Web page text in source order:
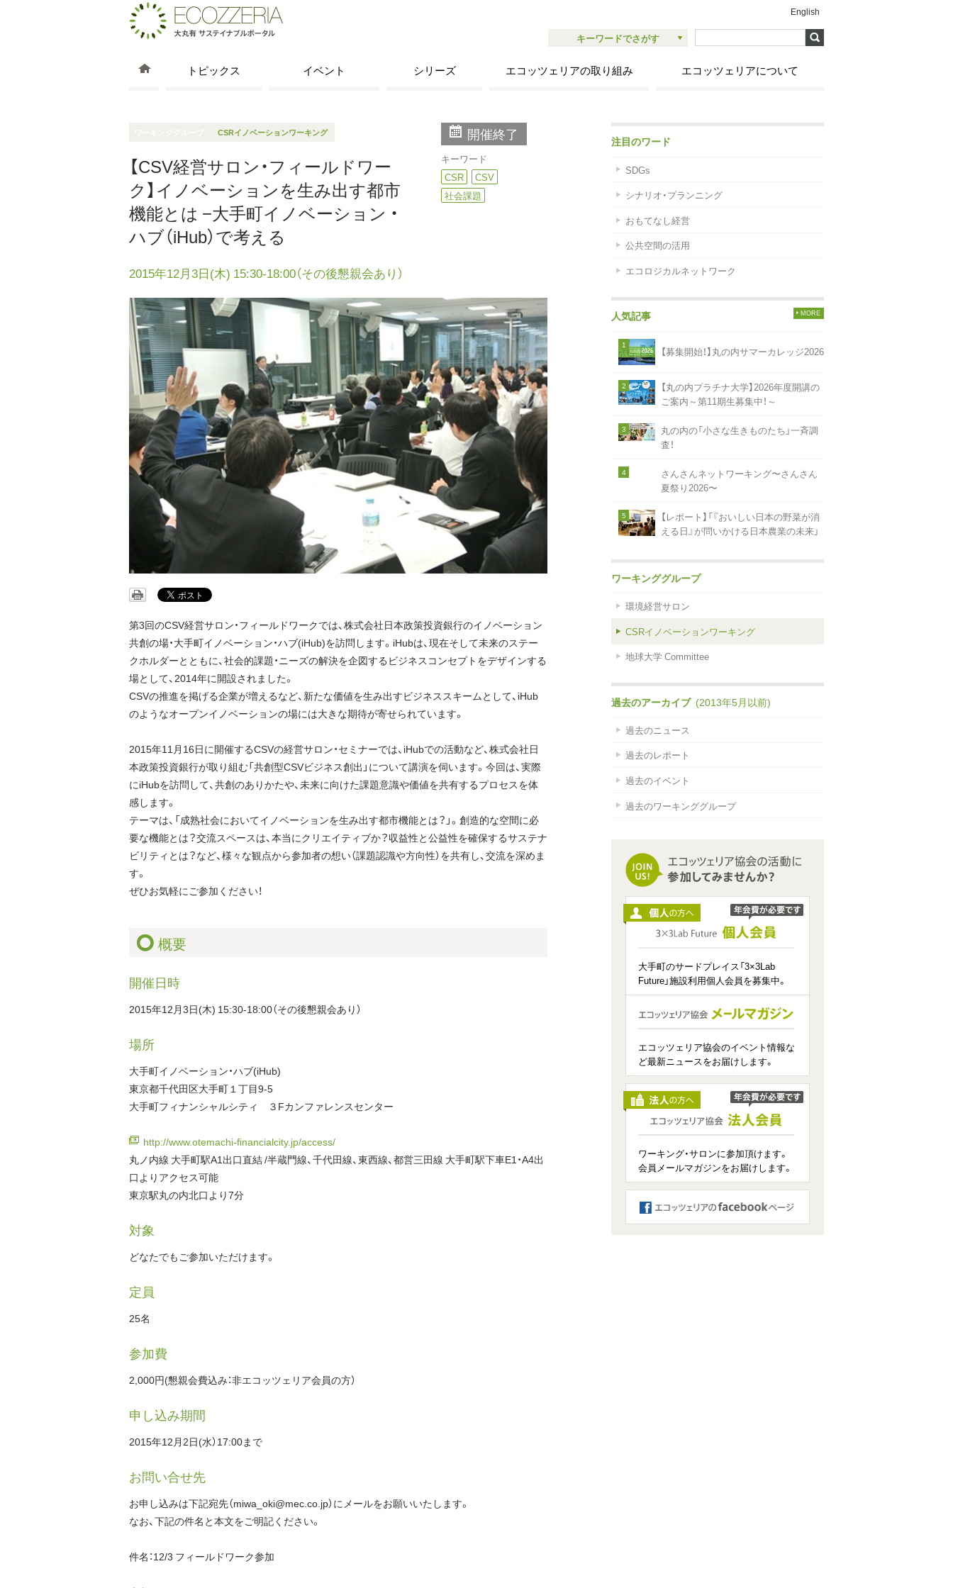
English
キーワードでさがす
トピックス イベント シリーズ エコッツェリアの取り組み エコッツェリアについて
CSRイノベーションワーキング
【CSV経営サロン・フィールドワー
ク】イノベーションを生み出す都市
機能とは −大手町イノベーション ・
ハブ（iHub）で考える
2015年12月3日(木) 15:30-18:00（その後懇親会あり）
開催終了
キーワード
CSR
CSV
社会課題
第3回のCSV経営サロン・フィールドワークでは、株式会社日本政策投資銀行のイノベーション
共創の場・大手町イノベーション・ハブ(iHub)を訪問します。iHubは、現在そして未来のステー
クホルダーとともに、社会的課題・ニーズの解決を企図するビジネスコンセプトをデザインする
場として、2014年に開設されました。
CSVの推進を掲げる企業が増えるなど、新たな価値を生み出すビジネススキームとして、iHub
のようなオープンイノベーションの場には大きな期待が寄せられています。
2015年11月16日に開催するCSVの経営サロン・セミナーでは、iHubでの活動など、株式会社日
本政策投資銀行が取り組む「共創型CSVビジネス創出」について講演を伺います。今回は、実際
にiHubを訪問して、共創のありかたや、未来に向けた課題意識や価値を共有するプロセスを体
感します。
テーマは、「成熟社会においてイノベーションを生み出す都市機能とは？」。創造的な空間に必
要な機能とは？交流スペースは、本当にクリエイティブか？収益性と公益性を確保するサステナ
ビリティとは？など、様々な観点から参加者の想い（課題認識や方向性）を共有し、交流を深めま
す。
ぜひお気軽にご参加ください！
概要
開催日時
2015年12月3日(木) 15:30-18:00（その後懇親会あり）
場所
大手町イノベーション・ハブ(iHub)
東京都千代田区大手町１丁目9-5
大手町フィナンシャルシティ ３Fカンファレンスセンター
http://www.otemachi-financialcity.jp/access/
丸ノ内線 大手町駅A1出口直結 /半蔵門線、千代田線、東西線、都営三田線 大手町駅下車E1・A4出
口よりアクセス可能
東京駅丸の内北口より7分
対象
どなたでもご参加いただけます。
定員
25名
参加費
2,000円(懇親会費込み：非エコッツェリア会員の方）
申し込み期間
2015年12月2日(水）17:00まで
お問い合せ先
お申し込みは下記宛先（miwa_oki@mec.co.jp）にメールをお願いいたします。
なお、下記の件名と本文をご明記ください。
件名：12/3 フィールドワーク参加
注目のワード
SDGs
シナリオ・プランニング
おもてなし経営
公共空間の活用
エコロジカルネットワーク
人気記事 MORE
1
【募集開始！】丸の内サマーカレッジ2026
2
【丸の内プラチナ大学】2026年度開講の
ご案内～第11期生募集中！～
3
丸の内の「小さな生きものたち」一斉調
査！
4
さんさんネットワーキング〜さんさん
夏祭り2026〜
5
【レポート】「『おいしい日本の野菜が消
える日』が問いかける日本農業の未来」
ワーキンググループ
環境経営サロン
CSRイノベーションワーキング
地球大学 Committee
過去のアーカイブ (2013年5月以前)
過去のニュース
過去のレポート
過去のイベント
過去のワーキンググループ
大手町のサードプレイス「3×3Lab
Future」施設利用個人会員を募集中。
エコッツェリア協会のイベント情報な
ど最新ニュースをお届けします。
ワーキング・サロンに参加頂けます。
会員メールマガジンをお届けします。